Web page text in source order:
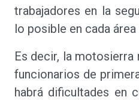
trabajadores en la
lo posible en cada
Es decir, la motosierra
funcionarios de
habrá dificultades en